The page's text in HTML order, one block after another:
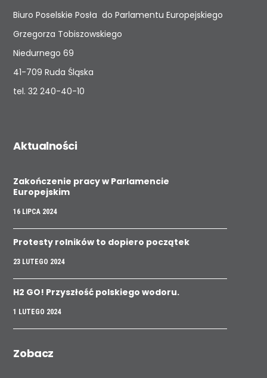
Biuro Poselskie Posła do Parlamentu Europejskiego
Grzegorza Tobiszowskiego
Niedurnego 69
41-709 Ruda Śląska
tel.32 240-40-10
Aktualności
Zakończenie pracy w Parlamencie
Europejskim
16 LIPCA 2024
Protesty rolników to dopiero początek
23 LUTEGO 2024
H2 GO! Przyszłość polskiego wodoru.
1 LUTEGO 2024
Zobacz